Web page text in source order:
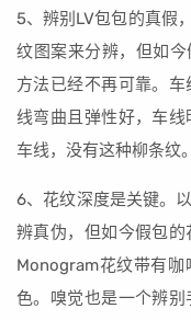
5、辨别LV包包的真假
纹图案来分辨，但如
方法已经不再可靠。
线弯曲且弹性好，车
车线，没有这种柳条纹。
6、花纹深度是关键。
辨真伪，但如今假包
Monogram花纹带有
色。嗅觉也是一个辨